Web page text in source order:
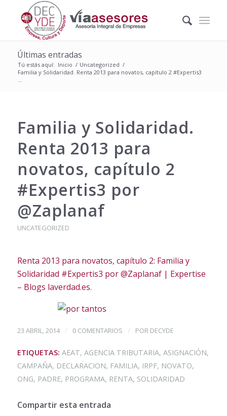
Últimas entradas
Tú estás aquí: Inicio / Uncategorized /
Familia y Solidaridad. Renta 2013 para novatos, capítulo 2 #Expertis3
...
Familia y Solidaridad.
Renta 2013 para
novatos, capítulo 2
#Expertis3 por
@Zaplanaf
UNCATEGORIZED
Renta 2013 para novatos, capítulo 2: Familia y
Solidaridad #Expertis3 por @Zaplanaf | Expertise
– Blogs laverdad.es.
23 ABRIL, 2014 / 0 COMENTARIOS / POR DECYDE
ETIQUETAS: AEAT, AGENCIA TRIBUTARIA, ASIGNACIÓN,
CAMPAÑA, DECLARACION, FAMILIA, IRPF, NOVATO,
ONG, PADRE, PROGRAMA, RENTA, SOLIDARIDAD
Compartir esta entrada